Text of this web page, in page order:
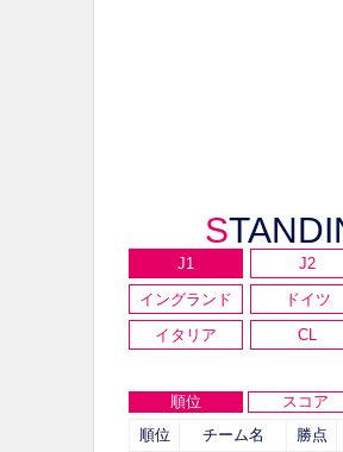
J1 J2
イングランド
ドイツ
イタリア
CL
順位 スコア
順位
チーム名 勝点